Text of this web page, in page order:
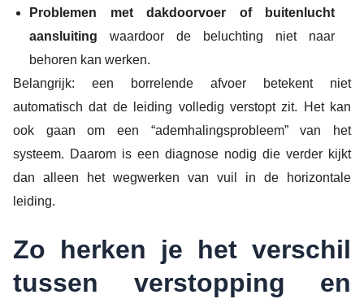
Problemen met dakdoorvoer of buitenlucht
aansluiting waardoor de beluchting niet naar
behoren kan werken.
Belangrijk: een borrelende afvoer betekent niet
automatisch dat de leiding volledig verstopt zit. Het kan
ook gaan om een “ademhalingsprobleem” van het
systeem. Daarom is een diagnose nodig die verder kijkt
dan alleen het wegwerken van vuil in de horizontale
leiding.
Zo herken je het verschil
tussen verstopping en